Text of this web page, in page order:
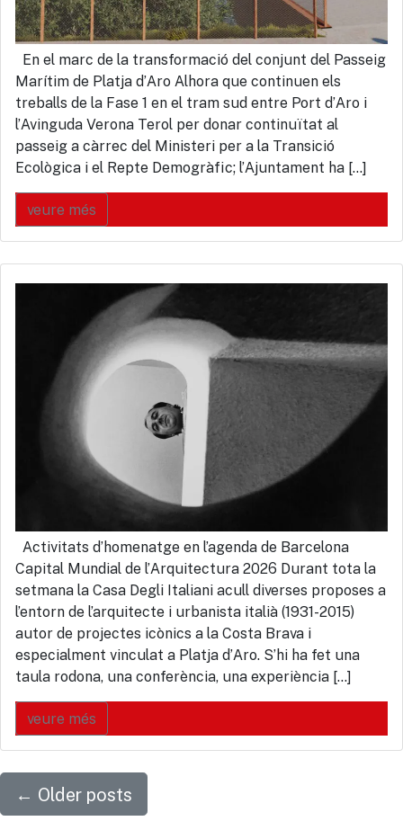
En el marc de la transformació del conjunt del Passeig
Marítim de Platja d’Aro Alhora que continuen els
treballs de la Fase 1 en el tram sud entre Port d’Aro i
l’Avinguda Verona Terol per donar continuïtat al
passeig a càrrec del Ministeri per a la Transició
Ecològica i el Repte Demogràfic; l’Ajuntament ha […]
veure més
Activitats d’homenatge en l’agenda de Barcelona
Capital Mundial de l’Arquitectura 2026 Durant tota la
setmana la Casa Degli Italiani acull diverses proposes a
l’entorn de l’arquitecte i urbanista italià (1931-2015)
autor de projectes icònics a la Costa Brava i
especialment vinculat a Platja d’Aro. S’hi ha fet una
taula rodona, una conferència, una experiència […]
veure més
← Older posts